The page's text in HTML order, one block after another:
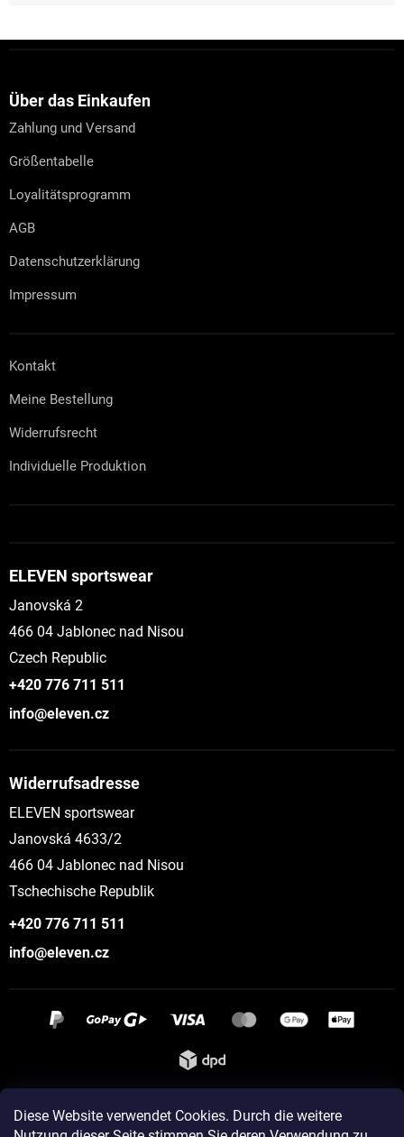
Diese Website verwendet Cookies. Durch die weitere
Über das Einkaufen
Zahlung und Versand
Größentabelle
Loyalitätsprogramm
AGB
Datenschutzerklärung
Impressum
Kontakt
Meine Bestellung
Widerrufsrecht
Individuelle Produktion
ELEVEN sportswear
Janovská 2
466 04 Jablonec nad Nisou
Czech Republic
+420 776 711 511
info@eleven.cz
Widerrufsadresse
ELEVEN sportswear
Janovská 4633/2
466 04 Jablonec nad Nisou
Tschechische Republik
+420 776 711 511
info@eleven.cz
Instagram